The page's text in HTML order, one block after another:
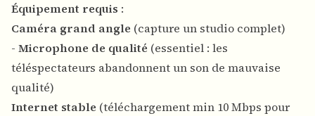
Équipement requis :
Caméra grand angle (capture un studio complet)
- Microphone de qualité (essentiel : les
téléspectateurs abandonnent un son de mauvaise
qualité)
Internet stable (téléchargement min 10 Mbps pour